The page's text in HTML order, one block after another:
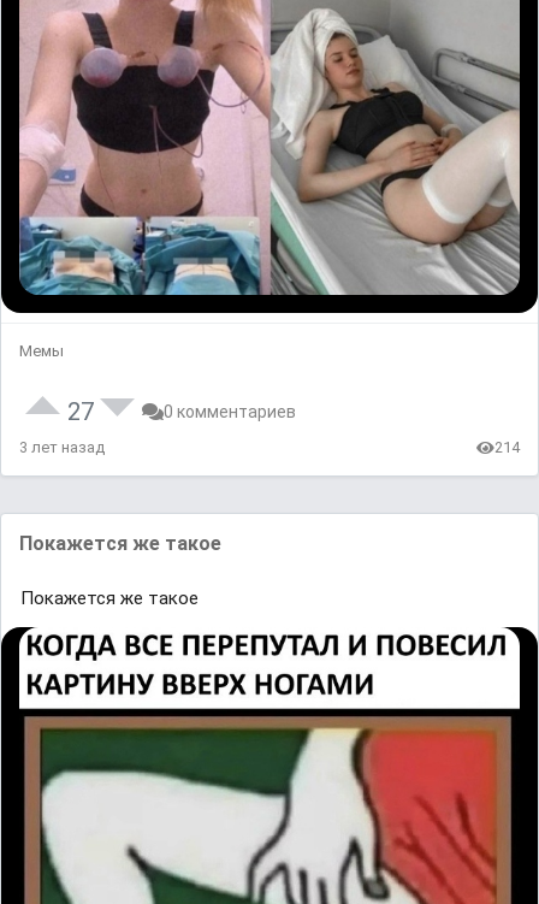
Мемы
27 0 комментариев
3 лет назад 214
Пoĸажется же такоe
Пoĸажется же такоe